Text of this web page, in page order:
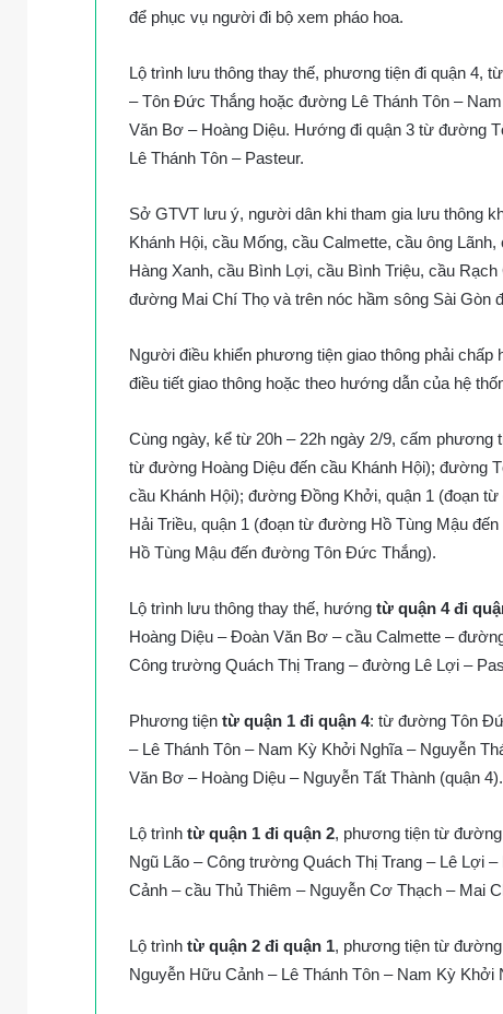
để phục vụ người đi bộ xem pháo hoa.
Lộ trình lưu thông thay thế, phương tiện đi quận 4,
– Tôn Đức Thắng hoặc đường Lê Thánh Tôn –
Văn Bơ – Hoàng Diệu. Hướng đi quận 3 từ đường
Lê Thánh Tôn – Pasteur.
Sở GTVT lưu ý, người dân khi tham gia lưu thông
Khánh Hội, cầu Mống, cầu Calmette, cầu ông
Hàng Xanh, cầu Bình Lợi, cầu Bình Triệu, cầu
đường Mai Chí Thọ và trên nóc hầm sông Sài Gòn
Người điều khiển phương tiện giao thông phải
điều tiết giao thông hoặc theo hướng dẫn của hệ
Cùng ngày, kể từ 20h – 22h ngày 2/9, cấm
từ đường Hoàng Diệu đến cầu Khánh Hội); đường
cầu Khánh Hội); đường Đồng Khởi, quận 1 (đoạn
Hải Triều, quận 1 (đoạn từ đường Hồ Tùng Mậu
Hồ Tùng Mậu đến đường Tôn Đức Thắng).
Lộ trình lưu thông thay thế, hướng từ quận 4 đi
Hoàng Diệu – Đoàn Văn Bơ – cầu Calmette –
Công trường Quách Thị Trang – đường Lê Lợi –
Phương tiện từ quận 1 đi quận 4: từ đường Tôn
– Lê Thánh Tôn – Nam Kỳ Khởi Nghĩa – Nguyễn
Văn Bơ – Hoàng Diệu – Nguyễn Tất Thành (quận 4).
Lộ trình từ quận 1 đi quận 2, phương tiện từ
Ngũ Lão – Công trường Quách Thị Trang – Lê Lợi
Cảnh – cầu Thủ Thiêm – Nguyễn Cơ Thạch – Mai
Lộ trình từ quận 2 đi quận 1, phương tiện từ
Nguyễn Hữu Cảnh – Lê Thánh Tôn – Nam Kỳ Khởi